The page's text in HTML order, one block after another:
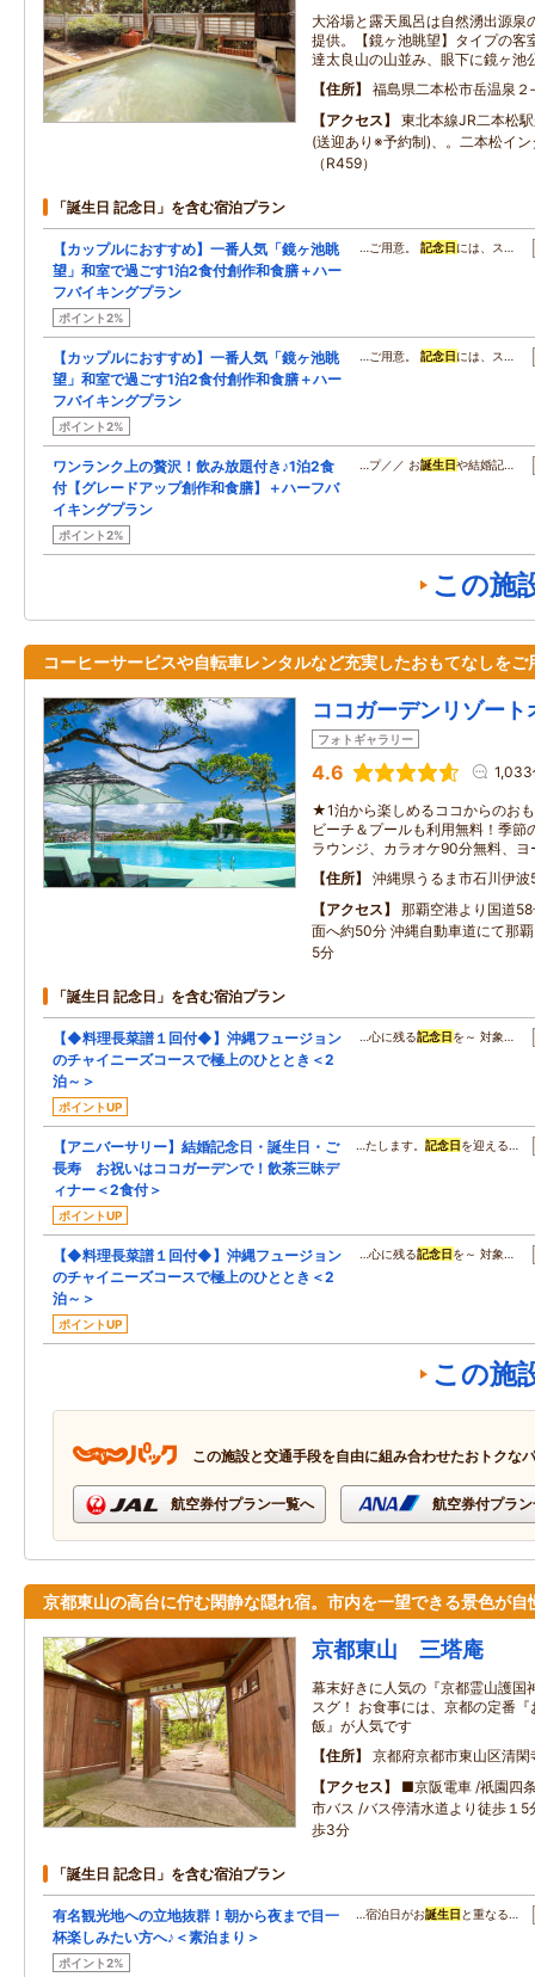
大浴場と露天風呂は自然湧出源泉
提供。【鏡ヶ池眺望】タイプの客
達太良山の山並み、眼下に鏡ヶ池
住所
福島県二本松市岳温泉２
アクセス
東北本線JR二本松
(送迎あり※予約制)、。二本松イ
（R459）
「誕生日 記念日」を含む宿泊プラン
【カップルにおすすめ】一番人気「鏡ヶ池眺
望」和室で過ごす1泊2食付創作和食膳＋ハー
フバイキングプラン
ポイント2%
…ご用意。記念日 には、ス…
【カップルにおすすめ】一番人気「鏡ヶ池眺
望」和室で過ごす1泊2食付創作和食膳＋ハー
フバイキングプラン
ポイント2%
…ご用意。記念日 には、ス…
ワンランク上の贅沢！飲み放題付き♪1泊2食
付【グレードアップ創作和食膳】＋ハーフバ
イキングプラン
ポイント2%
…プ／／ お誕生日や結婚記…
この施
コーヒーサービスや自転車レンタルなど充実したおもてなしをご
ココガーデンリゾート
フォトギャラリー
4.6 1,033
★1泊から楽しめるココからのお
ビーチ＆プールも利用無料！季節
ラウンジ、カラオケ90分無料、
住所
沖縄県うるま市石川伊波
アクセス
那覇空港より国道
面へ約50分 沖縄自動車道にて那
5分
「誕生日 記念日」を含む宿泊プラン
【◆料理長菜譜１回付◆】沖縄フュージョン
のチャイニーズコースで極上のひととき＜2
泊～＞
ポイントUP
…心に残る記念日 を～ 対象…
【アニバーサリー】結婚記念日・誕生日・ご
長寿 お祝いはココガーデンで！飲茶三昧デ
ィナー＜2食付＞
ポイントUP
…たします。 記念日 を迎える…
【◆料理長菜譜１回付◆】沖縄フュージョン
のチャイニーズコースで極上のひととき＜2
泊～＞
ポイントUP
…心に残る記念日 を～ 対象…
この施
この施設と交通手段を自由に組み合わせたおトクな
航空券付プラン一覧へ 航空券付プラ
京都東山の高台に佇む閑静な隠れ宿。市内を一望できる景色が自
京都東山 三塔庵
幕末好きに人気の『京都霊山護国
スグ！ お食事には、京都の定番
飯』が人気です
住所
京都府京都市東山区清
アクセス
■京阪電車 /祇園四
市バス /バス停清水道より徒歩１
歩3分
「誕生日 記念日」を含む宿泊プラン
有名観光地への立地抜群！朝から夜まで目一
杯楽しみたい方へ♪＜素泊まり＞
ポイント2%
…宿泊日がお誕生日 と重なる…